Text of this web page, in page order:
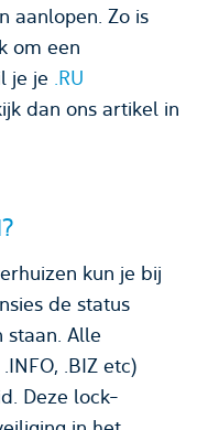
aanlopen. Zo is
je je .RU
dan ons artikel in
kun je bij
de status
staan. Alle
.BIZ etc)
Deze lock-